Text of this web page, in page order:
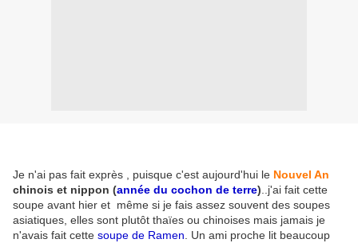
Je n'ai pas fait exprès , puisque c'est aujourd'hui le Nouvel An
chinois et nippon (année du cochon de terre) ..j'ai fait cette
soupe avant hier et même si je fais assez souvent des soupes
asiatiques, elles sont plutôt thaïes ou chinoises mais jamais je
n'avais fait cette soupe de Ramen . Un ami proche lit beaucoup